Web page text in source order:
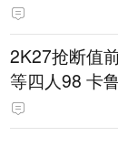
2K27抢断值
等四人98 卡